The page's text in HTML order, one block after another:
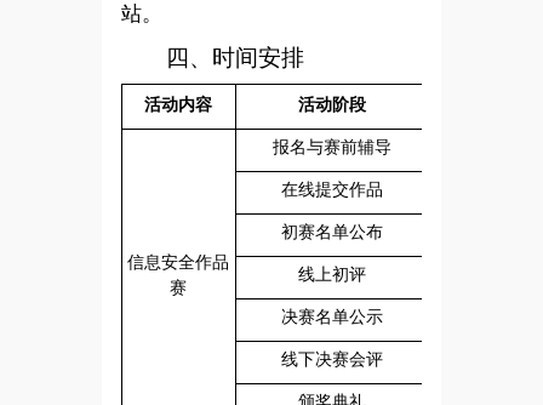
站。
四、 时间安排
活动内容 活动阶段
信息安全作品
赛
报名与赛前辅导
在线提交作品
初赛名单公布
线上初评
决赛名单公示
线下决赛会评